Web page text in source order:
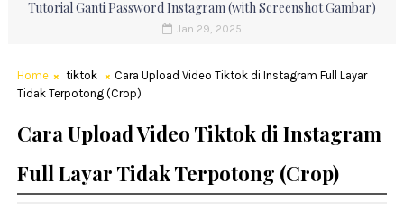
Tutorial Ganti Password Instagram (with Screenshot Gambar)
Jan 29, 2025
Home tiktok
Cara Upload Video Tiktok di Instagram Full Layar
Tidak Terpotong (Crop)
Cara Upload Video Tiktok di Instagram
Full Layar Tidak Terpotong (Crop)